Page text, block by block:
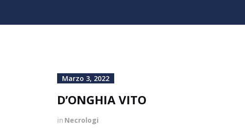
Marzo 3, 2022
D’ONGHIA VITO
in Necrologi